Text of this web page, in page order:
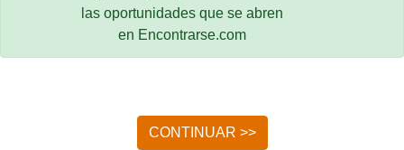
las oportunidades que se abren
en Encontrarse.com
CONTINUAR >>